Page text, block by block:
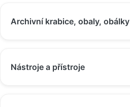
Archivní krabice, obaly, obálky
Nástroje a přístroje